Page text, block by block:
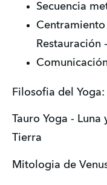
Secuencia
Restauración
Filosofia del Yoga:
Tauro Yoga - Luna
Tierra
Mitologia de